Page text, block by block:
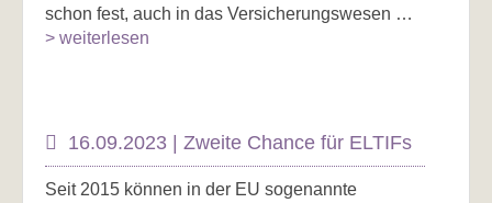
schon fest, auch in das Versicherungswesen …
> weiterlesen
16.09.2023 | Zweite Chance für ELTIFs
Seit 2015 können in der EU sogenannte